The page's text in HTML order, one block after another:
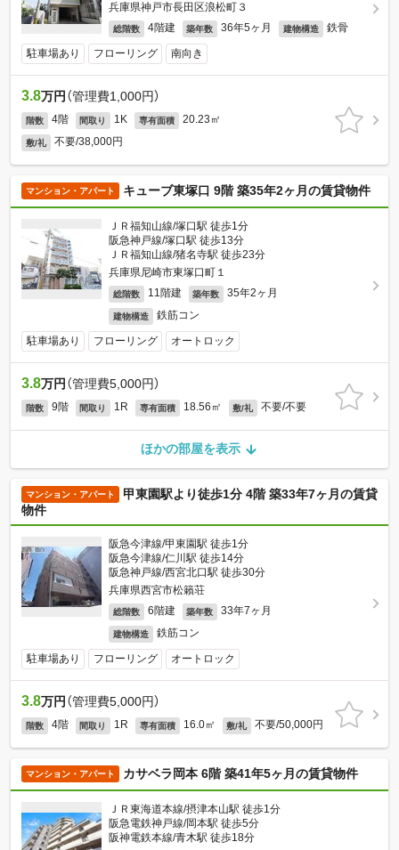
兵庫県神戸市長田区浪松町３
総階数 4階建 築年数 36年5ヶ月 建物構造 鉄骨
駐車場あり フローリング 南向き
3.8万円 （管理費1,000円）
階数 4階 間取り 1K 専有面積 20.23㎡
敷/礼 不要/38,000円
マンション・アパート キューブ東塚口 9階 築35年2ヶ月の賃貸物件
ＪＲ福知山線/塚口駅 徒歩1分
阪急神戸線/塚口駅 徒歩13分
ＪＲ福知山線/猪名寺駅 徒歩23分
兵庫県尼崎市東塚口町１
総階数 11階建 築年数 35年2ヶ月
建物構造 鉄筋コン
駐車場あり フローリング オートロック
3.8万円 （管理費5,000円）
階数 9階 間取り 1R 専有面積 18.56㎡ 敷/礼 不要/不要
ほかの部屋を表示
マンション・アパート
甲東園駅より徒歩1分 4階 築33年7ヶ月の賃貸
物件
阪急今津線/甲東園駅 徒歩1分
阪急今津線/仁川駅 徒歩14分
阪急神戸線/西宮北口駅 徒歩30分
兵庫県西宮市松籟荘
総階数 6階建 築年数 33年7ヶ月
建物構造 鉄筋コン
駐車場あり フローリング オートロック
3.8万円 （管理費5,000円）
階数 4階 間取り 1R 専有面積 16.0㎡ 敷/礼 不要/50,000円
マンション・アパート カサベラ岡本 6階 築41年5ヶ月の賃貸物件
ＪＲ東海道本線/摂津本山駅 徒歩1分
阪急電鉄神戸線/岡本駅 徒歩5分
阪神電鉄本線/青木駅 徒歩18分